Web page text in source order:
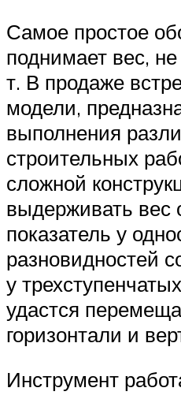
Самое простое
поднимает вес,
т. В продаже
модели,
выполнения
строительных
сложной
выдерживать вес
показатель у
разновидностей
у
удастся
горизонтали и
Инструмент